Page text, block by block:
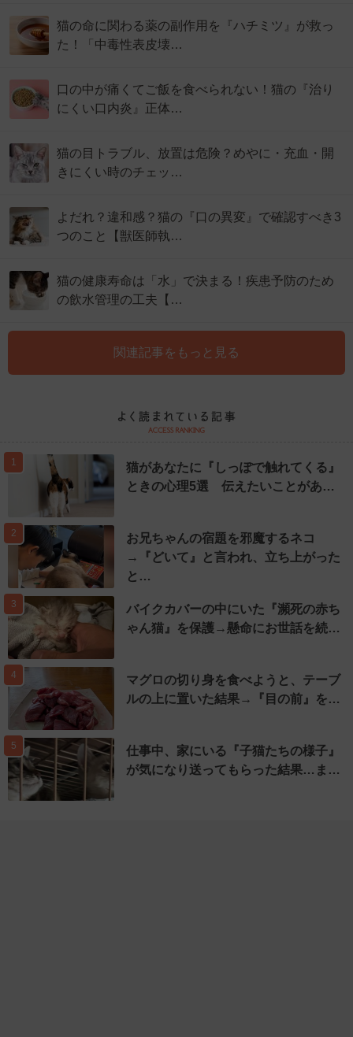
猫の命に関わる薬の副作用を『ハチミツ』が救っ
た！「中毒性表皮壊…
口の中が痛くてご飯を食べられない！猫の『治り
にくい口内炎』正体…
猫の目トラブル、放置は危険？めやに・充血・開
きにくい時のチェッ…
よだれ？違和感？猫の『口の異変』で確認すべき3
つのこと【獣医師執…
猫の健康寿命は「水」で決まる！疾患予防のため
の飲水管理の工夫【…
関連記事をもっと見る
1
猫があなたに『しっぽで触れてくる』
ときの心理5選 伝えたいことがあ…
2
お兄ちゃんの宿題を邪魔するネコ
→『どいて』と言われ、立ち上がった
と…
3
バイクカバーの中にいた『瀕死の赤ち
ゃん猫』を保護→懸命にお世話を続…
4
マグロの切り身を食べようと、テーブ
ルの上に置いた結果→『目の前』を…
5
仕事中、家にいる『子猫たちの様子』
が気になり送ってもらった結果…ま…